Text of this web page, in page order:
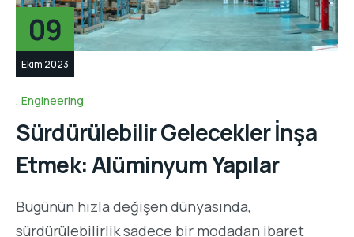
09
Ekim 2023
Engineering
Sürdürülebilir Gelecekler İnşa
Etmek: Alüminyum Yapılar
Bugünün hızla değişen dünyasında,
sürdürülebilirlik sadece bir modadan ibaret